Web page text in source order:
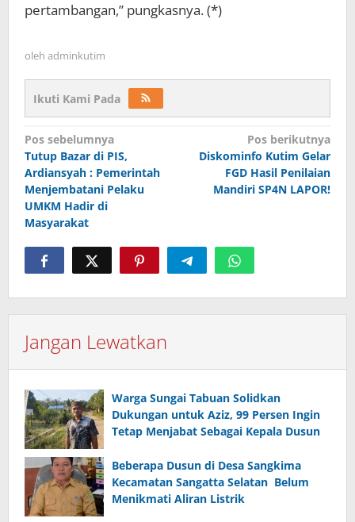
pertambangan,” pungkasnya. (*)
oleh adminkutim
Ikuti Kami Pada
Navigasi
pos
Pos sebelumnya
Tutup Bazar di PIS,
Ardiansyah : Pemerintah
Menjembatani Pelaku
UMKM Hadir di
Masyarakat
Pos berikutnya
Diskominfo Kutim Gelar
FGD Hasil Penilaian
Mandiri SP4N LAPOR!
Jangan Lewatkan
Warga Sungai Tabuan Solidkan
Dukungan untuk Aziz, 99 Persen Ingin
Tetap Menjabat Sebagai Kepala Dusun
Beberapa Dusun di Desa Sangkima
Kecamatan Sangatta Selatan Belum
Menikmati Aliran Listrik